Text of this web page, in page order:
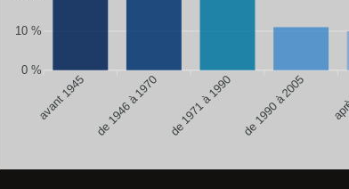
10 %
0 %
avant 1945 de 1946 à 1970 de 1971 à 1990 de 1990 à 2005